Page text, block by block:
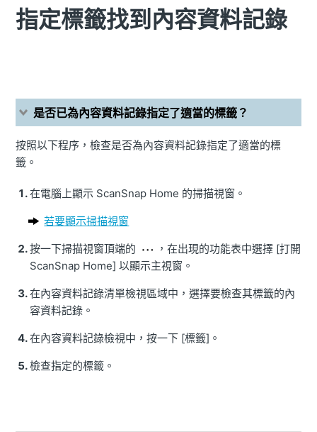
指定標籤找到內容資料記錄
是否已為內容資料記錄指定了適當的標籤？
按照以下程序，檢查是否為內容資料記錄指定了適當的標
籤。
在電腦上顯示 ScanSnap Home 的掃描視窗。
若要顯示掃描視窗
按一下掃描視窗頂端的
，在出現的功能表中選擇 [打開
ScanSnap Home] 以顯示主視窗。
在內容資料記錄清單檢視區域中，選擇要檢查其標籤的內
容資料記錄。
在內容資料記錄檢視中，按一下 [標籤]。
檢查指定的標籤。